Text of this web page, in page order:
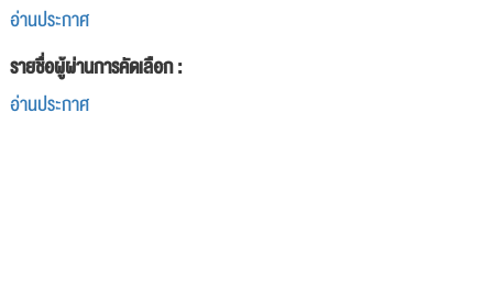
อ่านประกาศ
รายชื่อผู้ผ่านการคัดเลือก :
อ่านประกาศ